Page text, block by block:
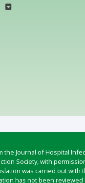
the Journal of Hospital
Society, with
was carried out with
has not been reviewed